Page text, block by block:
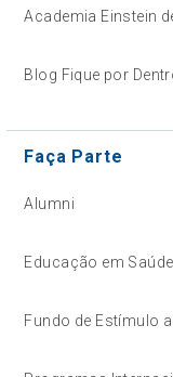
Academia Einstein
Blog Fique por
Faça Parte
Alumni
Educação em
Fundo de Estímulo